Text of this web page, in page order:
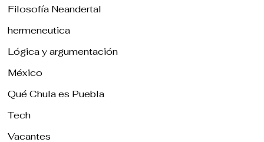
Filosofía Neandertal
hermeneutica
Lógica y argumentación
México
Qué Chula es Puebla
Tech
Vacantes